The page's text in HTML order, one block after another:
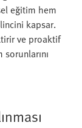
eğitim hem
kapsar.
ve proaktif